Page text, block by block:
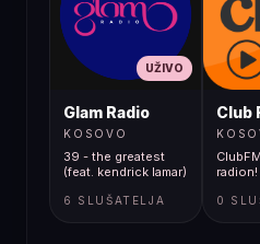
UŽIVO
Glam Radio
KOSOVO
39 - the greatest
(feat. kendrick lamar)
6 SLUŠATELJA
Club
radion!
0